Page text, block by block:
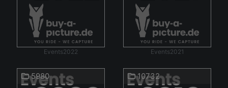
Events2022 Events2021
5980 10732